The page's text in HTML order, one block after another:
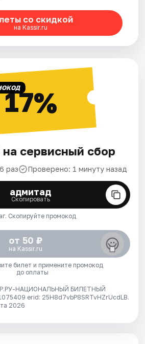
со скидкой
на Kassir.ru
17%
на сервисный сбор
раз Проверено: 1 минуту назад
адмитад
Скопировать
Скопируйте промокод
от 50 ₽
на Kassir.ru
билет и примените промокод
до оплаты
НАЦИОНАЛЬНЫЙ БИЛЕТНЫЙ
erid: 25H8d7vbP8SRTvHZrUcdLB.
2026